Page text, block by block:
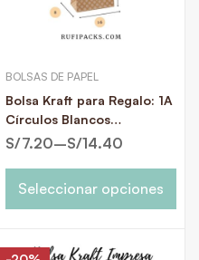
BOLSAS DE PAPEL
Bolsa Kraft para Regalo: 1A
Círculos Blancos
16x8x21.5cms.
S/7.20–S/14.40
Seleccionar opciones